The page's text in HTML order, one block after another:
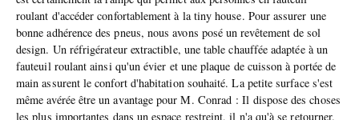
roulant d'accéder confortablement à la tiny house. Pour assurer une
bonne adhérence des pneus, nous avons posé un revêtement de sol
design. Un réfrigérateur extractible, une table chauffée adaptée à un
fauteuil roulant ainsi qu'un évier et une plaque de cuisson à portée de
main assurent le confort d'habitation souhaité. La petite surface s'est
même avérée être un avantage pour M. Conrad : Il dispose des choses
les plus importantes dans un espace restreint, il n'a qu'à se retourner.